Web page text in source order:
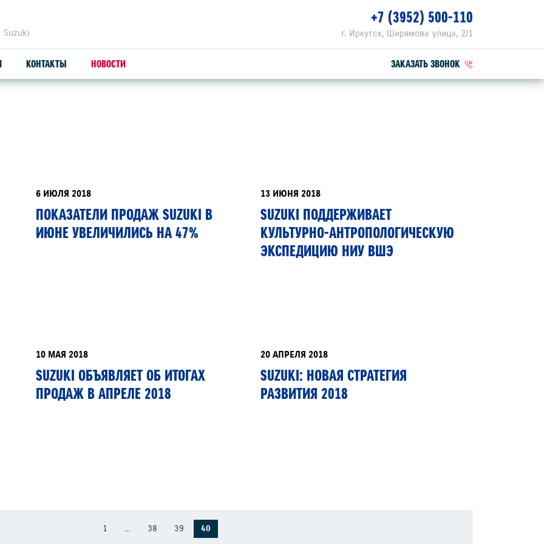
г. Иркутск, Ширямова улица, 2/1
+7 (3952) 500-110
VITARA JIMNY
КУЗОВНЫЕ ЗАПЧАСТИ И РЕМОНТ
УЗНАТЬ СТОИМОСТЬ ДЕТАЛИ
КОНТАКТЫ НОВОСТИ ЗАКАЗАТЬ ЗВОНОК
6 ИЮЛЯ 2018
ПОКАЗАТЕЛИ ПРОДАЖ SUZUKI В
ИЮНЕ УВЕЛИЧИЛИСЬ НА 47%
13 ИЮНЯ 2018
SUZUKI ПОДДЕРЖИВАЕТ
КУЛЬТУРНО-АНТРОПОЛОГИЧЕСКУЮ
ЭКСПЕДИЦИЮ НИУ ВШЭ
10 МАЯ 2018
SUZUKI ОБЪЯВЛЯЕТ ОБ ИТОГАХ
ПРОДАЖ В АПРЕЛЕ 2018
20 АПРЕЛЯ 2018
SUZUKI: НОВАЯ СТРАТЕГИЯ
РАЗВИТИЯ 2018
1 … 38 39 40